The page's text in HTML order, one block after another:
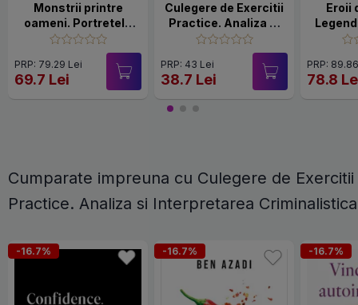
Monstrii printre
oameni. Portretele
criminalilor in serie
PRP: 79.29 Lei
69.7 Lei
Culegere de Exercitii
Practice. Analiza si
Interpretarea
Criminalistica
PRP: 43 Lei
38.7 Lei
Eroii
PRP:
78.8
Cumparate impreuna cu Culegere de Exercitii
Practice. Analiza si Interpretarea Criminalistica
-16.7% -16.7% -16.7%